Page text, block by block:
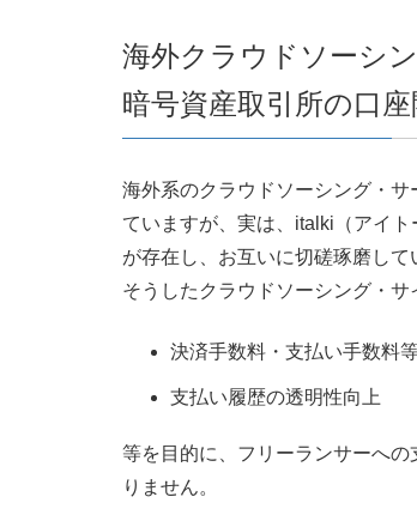
海外クラウドソーシ
暗号資産取引所の口座
海外系のクラウドソーシング・
ていますが、実は、italki（アイ
が存在し、お互いに切磋琢磨して
そうしたクラウドソーシング・サ
決済手数料・支払い手数料
支払い履歴の透明性向上
等を目的に、フリーランサーへ
りません。